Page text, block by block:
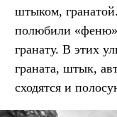
штыком,
полюбили
гранату. В этих
граната, штык,
сходятся и